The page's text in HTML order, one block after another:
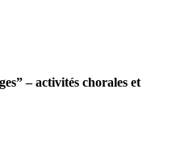
– activités chorales et